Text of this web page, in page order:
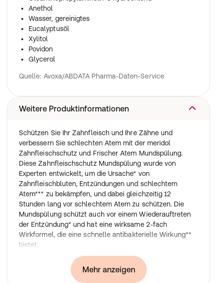
Anethol
Wasser, gereinigtes
Eucalyptusöl
Xylitol
Povidon
Glycerol
Quelle: Avoxa/ABDATA Pharma-Daten-Service
Weitere Produktinformationen
Schützen Sie Ihr Zahnfleisch und Ihre Zähne und
verbessern Sie schlechten Atem mit der meridol
Zahnfleischschutz und Frischer Atem Mundspülung.
Diese Zahnfleischschutz Mundspülung wurde von
Experten entwickelt, um die Ursache* von
Zahnfleischbluten, Entzündungen und schlechtem
Atem*** zu bekämpfen, und dabei gleichzeitig 12
Stunden lang vor schlechtem Atem zu schützen. Die
Mundspülung schützt auch vor einem Wiederauftreten
der Entzündung* und hat eine wirksame 2-fach
Wirkformel, die eine schnelle antibakterielle Wirkung**
bietet.
Die 2-fach Wirkformel dieser Zahnfleischschutz
Mundspülung besteht aus Zink und aktivem Aminfluorid,
zwei wichtigen Inhaltsstoffen, die sich sofort im Mund
Mehr anzeigen